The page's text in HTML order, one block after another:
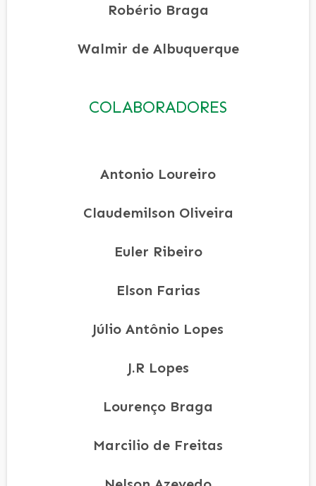
Robério Braga
Walmir de Albuquerque
COLABORADORES
Antonio Loureiro
Claudemilson Oliveira
Euler Ribeiro
Elson Farias
Júlio Antônio Lopes
J.R Lopes
Lourenço Braga
Marcilio de Freitas